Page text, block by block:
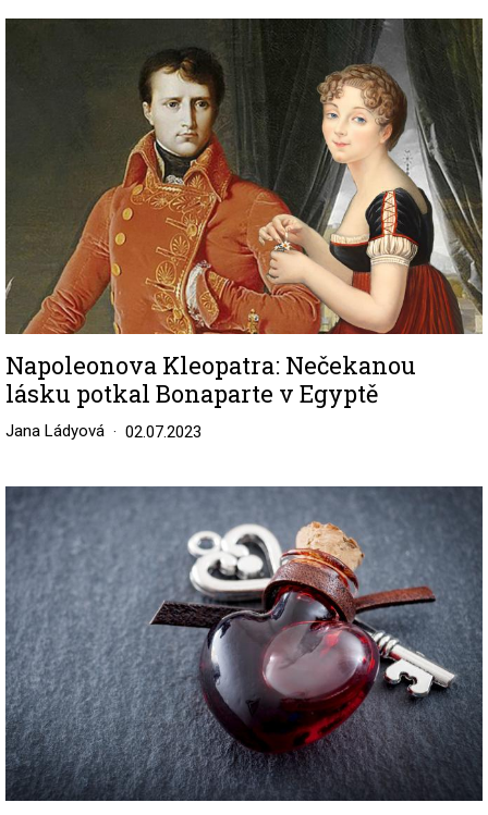
Napoleonova Kleopatra: Nečekanou
lásku potkal Bonaparte v Egyptě
Jana Ládyová 02.07.2023
Image